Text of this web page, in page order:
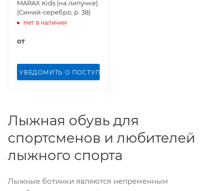
MARAX Kids (на липучке)
(Синий-серебро, р. 38)
Нет в наличии
от
УВЕДОМИТЬ О ПОСТУПЛЕНИИ
Лыжная обувь для
спортсменов и любителей
лыжного спорта
Лыжные ботинки являются непременным